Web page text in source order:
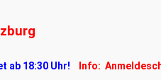
ab 18:30 Uhr! Info: